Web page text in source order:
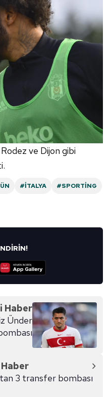
ve Dijon gibi
#İTALYA
#SPORTING
Haber
Ünder
3 transfer bombası